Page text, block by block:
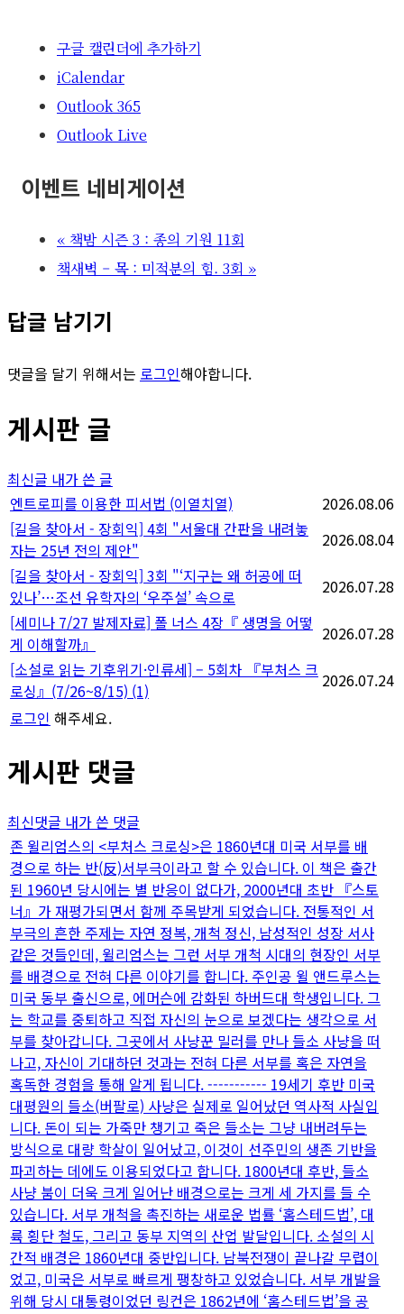
구글 캘린더에 추가하기
iCalendar
Outlook 365
Outlook Live
이벤트 네비게이션
« 책밤 시즌 3 : 종의 기원 11회
책새벽 – 목 : 미적분의 힘. 3회 »
답글 남기기
댓글을 달기 위해서는 로그인해야합니다.
게시판 글
최신글 내가 쓴 글
엔트로피를 이용한 피서법 (이열치열)
2026.08.06
[길을 찾아서 - 장회익] 4회 "서울대 간판을 내려놓
자는 25년 전의 제안"
2026.08.04
[길을 찾아서 - 장회익] 3회 "‘지구는 왜 허공에 떠
있나’…조선 유학자의 ‘우주설’ 속으로
2026.07.28
[세미나 7/27 발제자료] 폴 너스 4장『 생명을 어떻
게 이해할까』
2026.07.28
[소설로 읽는 기후위기·인류세] – 5회차 『부처스 크
로싱』(7/26~8/15) (1)
2026.07.24
로그인 해주세요.
게시판 댓글
최신댓글 내가 쓴 댓글
존 윌리엄스의 <부처스 크로싱>은 1860년대 미국 서부를 배
경으로 하는 반(反)서부극이라고 할 수 있습니다. 이 책은 출간
된 1960년 당시에는 별 반응이 없다가, 2000년대 초반 『스토
너』가 재평가되면서 함께 주목받게 되었습니다. 전통적인 서
부극의 흔한 주제는 자연 정복, 개척 정신, 남성적인 성장 서사
같은 것들인데, 윌리엄스는 그런 서부 개척 시대의 현장인 서부
를 배경으로 전혀 다른 이야기를 합니다. 주인공 윌 앤드루스는
미국 동부 출신으로, 에머슨에 감화된 하버드대 학생입니다. 그
는 학교를 중퇴하고 직접 자신의 눈으로 보겠다는 생각으로 서
부를 찾아갑니다. 그곳에서 사냥꾼 밀러를 만나 들소 사냥을 떠
나고, 자신이 기대하던 것과는 전혀 다른 서부를 혹은 자연을
혹독한 경험을 통해 알게 됩니다. ----------- 19세기 후반 미국
대평원의 들소(버팔로) 사냥은 실제로 일어났던 역사적 사실입
니다. 돈이 되는 가죽만 챙기고 죽은 들소는 그냥 내버려두는
방식으로 대량 학살이 일어났고, 이것이 선주민의 생존 기반을
파괴하는 데에도 이용되었다고 합니다. 1800년대 후반, 들소
사냥 붐이 더욱 크게 일어난 배경으로는 크게 세 가지를 들 수
있습니다. 서부 개척을 촉진하는 새로운 법률 ‘홈스테드법’, 대
륙 횡단 철도, 그리고 동부 지역의 산업 발달입니다. 소설의 시
간적 배경은 1860년대 중반입니다. 남북전쟁이 끝나갈 무렵이
었고, 미국은 서부로 빠르게 팽창하고 있었습니다. 서부 개발을
위해 당시 대통령이었던 링컨은 1862년에 ‘홈스테드법’을 공